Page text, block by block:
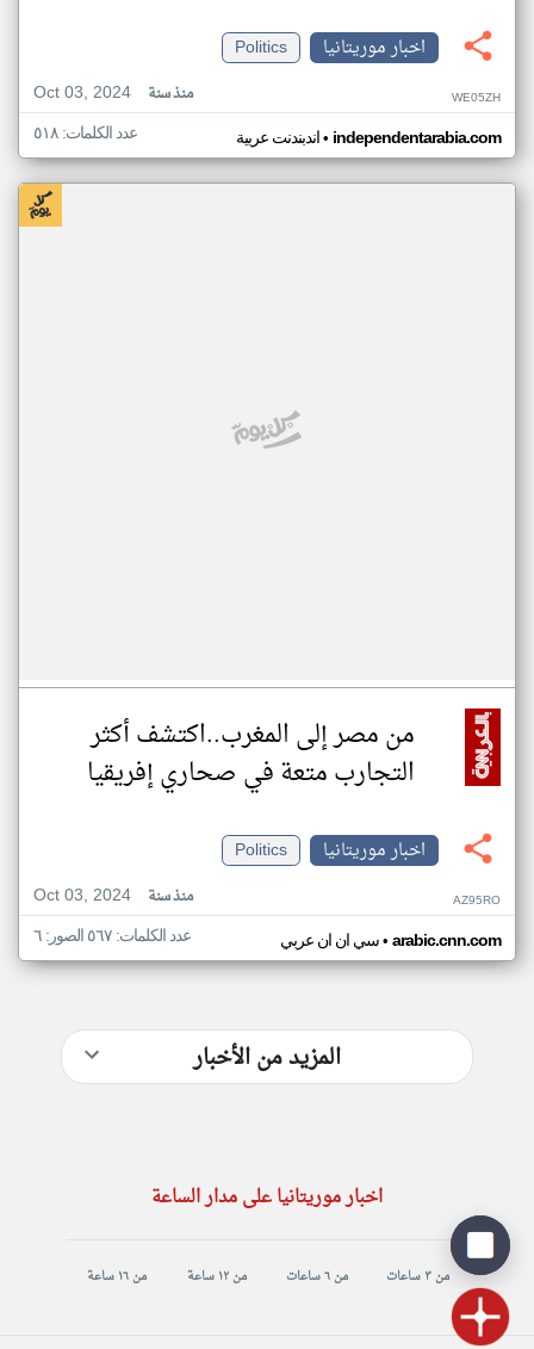
اخبار موريتانيا
Politics
Oct 03, 2024
منذ سنة WE05ZH
اندبندنت عربية• independentarabia.com عدد الكلمات: ٥١٨
من مصر إلى المغرب..اكتشف أكثر
التجارب متعة في صحاري إفريقيا
اخبار موريتانيا
Politics
Oct 03, 2024
منذ سنة AZ95RO
سي ان ان عربي• arabic.cnn.com عدد الكلمات: ٥٦٧ الصور: ٦
المزيد من الأخبار
اخبار موريتانيا على مدار الساعة
من ٣ ساعات من ٦ ساعات من ١٢ ساعة من ١٦ ساعة